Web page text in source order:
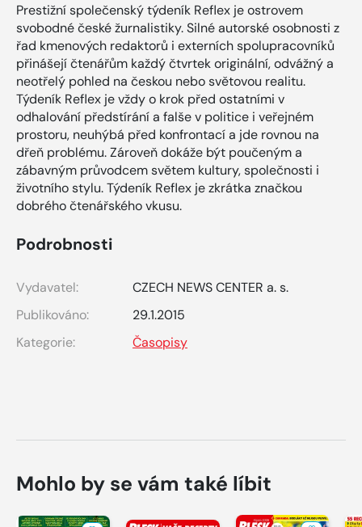
Prestižní společenský týdeník Reflex je ostrovem
svobodné české žurnalistiky. Silné autorské osobnosti z
řad kmenových redaktorů i externích spolupracovníků
přinášejí čtenářům každý čtvrtek originální, odvážný a
neotřelý pohled na českou nebo světovou realitu.
Týdeník Reflex je vždy o krok před ostatními v
odhalování předstírání a falše v politice i veřejném
prostoru, neuhýbá před konfrontací a jde rovnou na
dřeň problému. Zároveň dokáže být poučeným a
zábavným průvodcem světem kultury, společnosti i
životního stylu. Týdeník Reflex je zkrátka značkou
dobrého čtenářského vkusu.
Podrobnosti
Vydavatel:
CZECH NEWS CENTER a. s.
Publikováno:
29.1.2015
Kategorie:
Časopisy
Mohlo by se vám také líbit